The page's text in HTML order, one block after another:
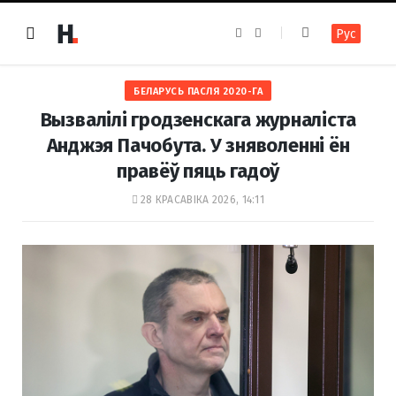
e
b
o
o
k
t
a
g
r
a
m
Рус
БЕЛАРУСЬ ПАСЛЯ 2020-ГА
Вызвалілі гродзенскага журналіста
Анджэя Пачобута. У зняволенні ён
правёў пяць гадоў
28 КРАСАВІКА 2026, 14:11